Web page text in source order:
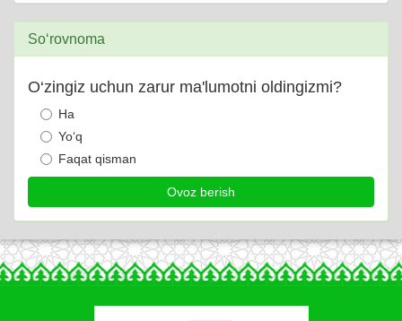
So‘rovnoma
O‘zingiz uchun zarur ma'lumotni oldingizmi?
Ha
Yo‘q
Faqat qisman